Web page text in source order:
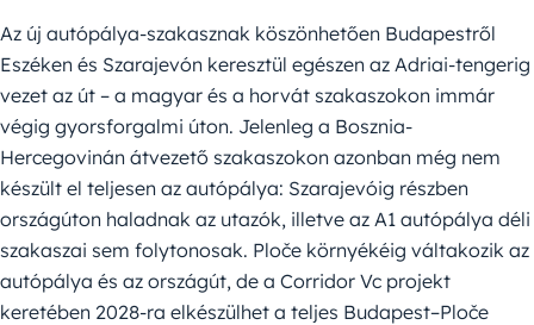
Az új autópálya-szakasznak köszönhetően Budapestről
Eszéken és Szarajevón keresztül egészen az Adriai-tengerig
vezet az út – a magyar és a horvát szakaszokon immár
végig gyorsforgalmi úton. Jelenleg a Bosznia-
Hercegovinán átvezető szakaszokon azonban még nem
készült el teljesen az autópálya: Szarajevóig részben
országúton haladnak az utazók, illetve az A1 autópálya déli
szakaszai sem folytonosak. Ploče környékéig váltakozik az
autópálya és az országút, de a Corridor Vc projekt
keretében 2028-ra elkészülhet a teljes Budapest–Ploče